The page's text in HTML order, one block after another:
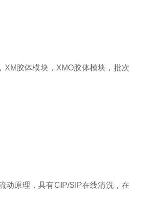
胶体模块，XMO胶体模块，批次
动原理，具有CIP/SIP在线清洗，在